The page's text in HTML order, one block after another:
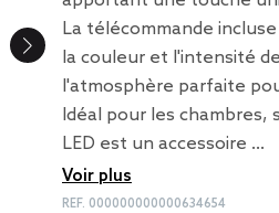
La télécommande
la couleur et l'intensité
l'atmosphère parfaite
Idéal pour les chambres,
LED est un accessoire …
Voir plus
REF. 000000000000634654